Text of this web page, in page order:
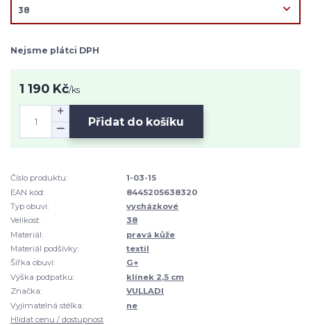
Nejsme plátci DPH
1 190 Kč/ks
Přidat do košíku
Číslo produktu:
1-03-15
EAN kód:
8445205638320
Typ obuvi:
vycházkové
Velikost:
38
Materiál:
pravá kůže
Materiál podšívky:
textil
Šířka obuvi:
G+
Výška podpatku:
klínek 2,5 cm
Značka:
VULLADI
Vyjímatelná stélka:
ne
Hlídat cenu / dostupnost